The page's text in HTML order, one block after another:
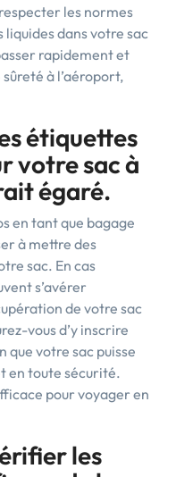
les normes
dans votre sac
rapidement et
à l’aéroport,
étiquettes
votre sac à
égaré.
en tant que bagage
à mettre des
sac. En cas
s’avérer
de votre sac
vous d’y inscrire
que votre sac puisse
en toute sécurité.
pour voyager en
les